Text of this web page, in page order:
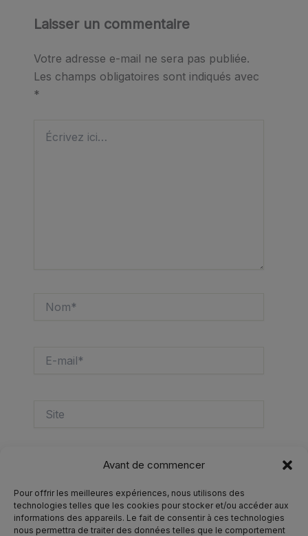
Avant de commencer
Pour offrir les meilleures expériences, nous utilisons des
technologies telles que les cookies pour stocker et/ou accéder aux
informations des appareils. Le fait de consentir à ces technologies
nous permettra de traiter des données telles que le comportement
Laisser un commentaire
Votre adresse e-mail ne sera pas publiée.
Les champs obligatoires sont indiqués avec
*
ici…
mail*